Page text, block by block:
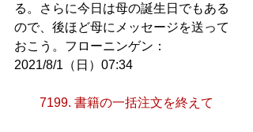
る。さらに今日は母の誕生日でもある
ので、後ほど母にメッセージを送って
おこう。フローニンゲン：
2021/8/1（日）07:34
7199. 書籍の一括注文を終えて